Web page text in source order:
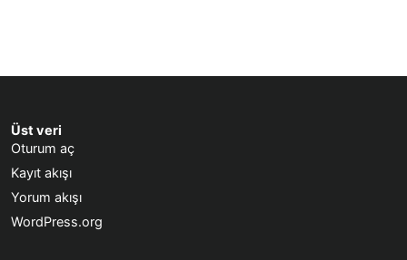
Üst veri
Oturum aç
Kayıt akışı
Yorum akışı
WordPress.org